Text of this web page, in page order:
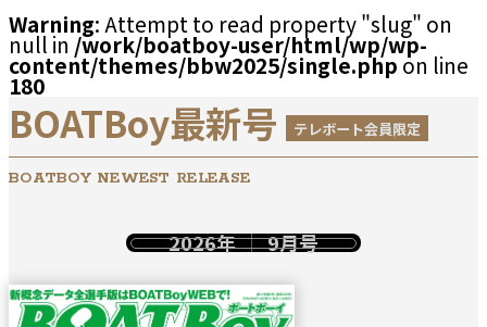
Warning: Attempt to read property "slug" on
null in /work/boatboy-user/html/wp/wp-
content/themes/bbw2025/single.php on line
180
BOATBoy最新号 テレボート会員限定
BOATBOY NEWEST RELEASE
2026年 9月号